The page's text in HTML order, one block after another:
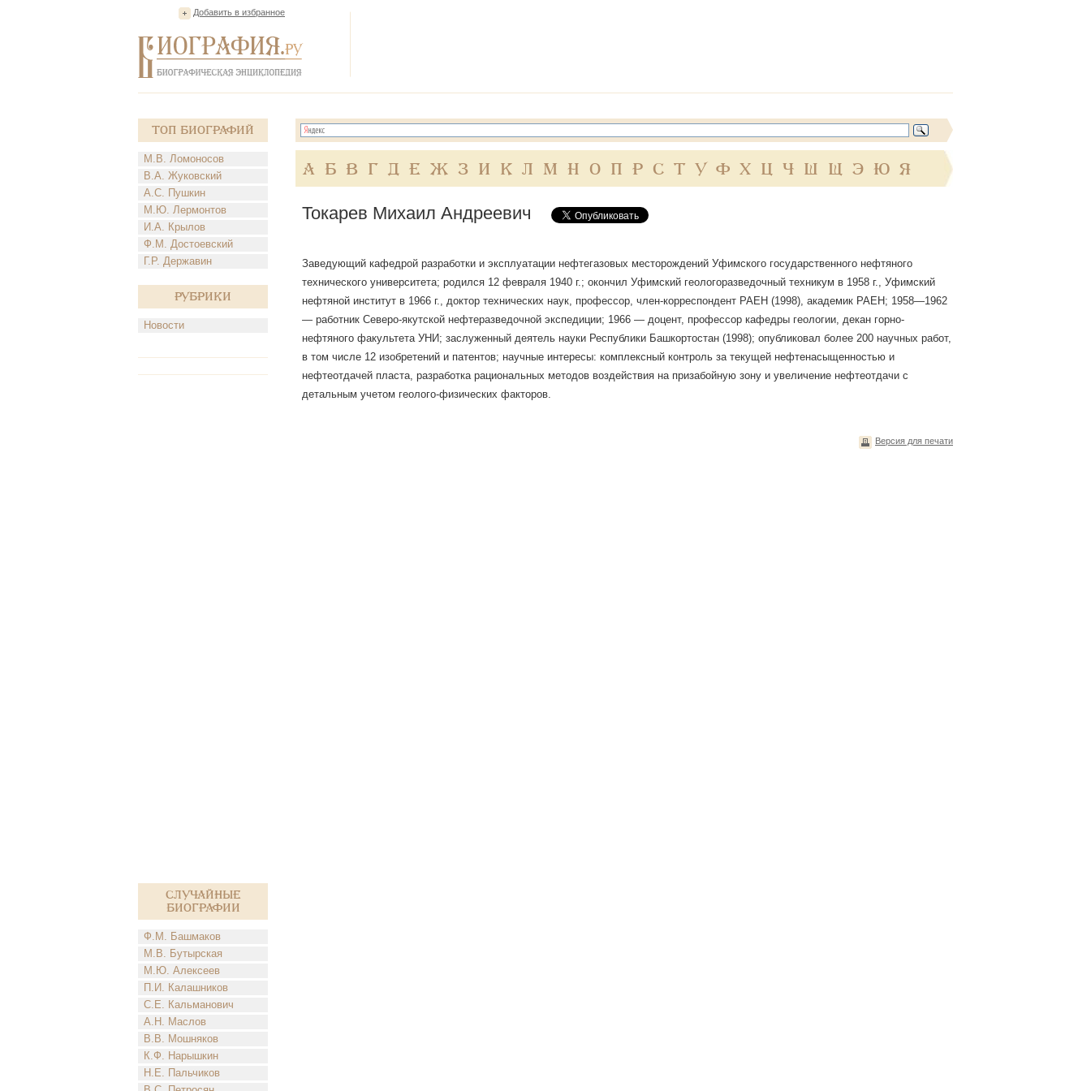
Добавить в избранное
Топ Биографий
М.В. Ломоносов
В.А. Жуковский
А.С. Пушкин
М.Ю. Лермонтов
И.А. Крылов
Ф.М. Достоевский
Г.Р. Державин
Рубрики
Новости
Случайные
биографии
Ф.М. Башмаков
М.В. Бутырская
М.Ю. Алексеев
П.И. Калашников
С.Е. Кальманович
А.Н. Маслов
В.В. Мошняков
К.Ф. Нарышкин
Н.Е. Пальчиков
А Б В Г Д Е Ж З И К Л М Н О П Р С Т У Ф Х Ц Ч Ш Щ Э Ю Я
Токарев Михаил Андреевич
Заведующий кафедрой разработки и эксплуатации нефтегазовых месторождений Уфимского государственного нефтяного
технического университета; родился 12 февраля 1940 г.; окончил Уфимский геологоразведочный техникум в 1958 г., Уфимский
нефтяной институт в 1966 г., доктор технических наук, профессор, член-корреспондент РАЕН (1998), академик РАЕН; 1958—1962
— работник Северо-якутской нефтеразведочной экспедиции; 1966 — доцент, профессор кафедры геологии, декан горно-
нефтяного факультета УНИ; заслуженный деятель науки Республики Башкортостан (1998); опубликовал более 200 научных работ,
в том числе 12 изобретений и патентов; научные интересы: комплексный контроль за текущей нефтенасыщенностью и
нефтеотдачей пласта, разработка рациональных методов воздействия на призабойную зону и увеличение нефтеотдачи с
детальным учетом геолого-физических факторов.
Версия для печати